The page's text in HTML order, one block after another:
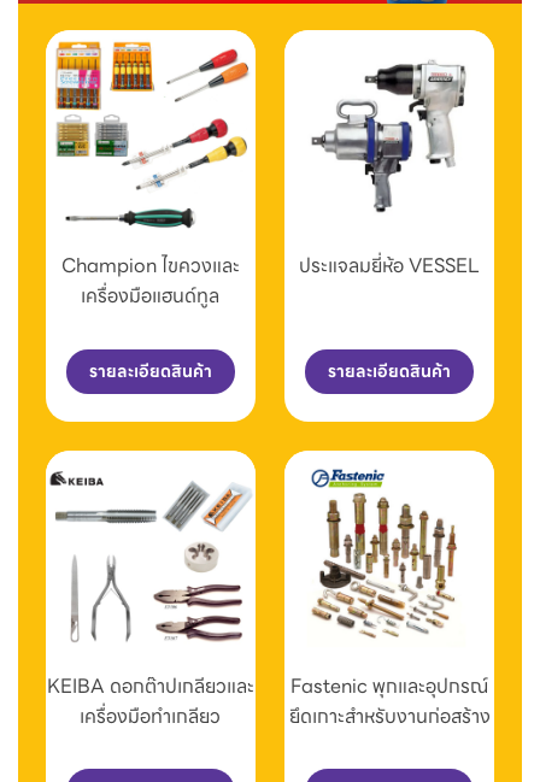
Champion ไขควงและ
เครื่องมือแฮนด์ทูล
รายละเอียดสินค้า
ประแจลมยี่ห้อ VESSEL
รายละเอียดสินค้า
KEIBA ดอกต๊าปเกลียวและ
เครื่องมือทำเกลียว
Fastenic พุกและอุปกรณ์
ยึดเกาะสำหรับงานก่อสร้าง